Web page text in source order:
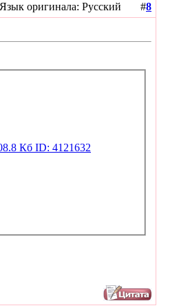
Язык оригинала: Русский #8